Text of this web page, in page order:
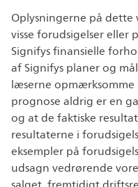
Oplysningerne på
visse forudsigelser eller
Signifys finansielle
af Signifys planer og
læserne opmærksomme
prognose aldrig er en
og at de faktiske
resultaterne i
eksempler på
udsagn vedrørende